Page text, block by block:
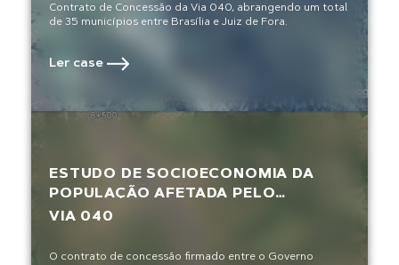
Contrato de Concessão da Via 040, abrangendo um total
de 35 municípios entre Brasília e Juiz de Fora.
Ler case
ESTUDO DE SOCIOECONOMIA DA
POPULAÇÃO AFETADA PELO
EMPREENDIMENTO DA
VIA 040
O contrato de concessão firmado entre o Governo